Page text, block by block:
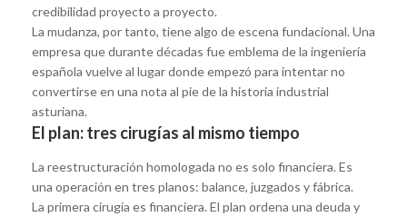
credibilidad proyecto a proyecto.
La mudanza, por tanto, tiene algo de escena fundacional. Una
empresa que durante décadas fue emblema de la ingeniería
española vuelve al lugar donde empezó para intentar no
convertirse en una nota al pie de la historia industrial
asturiana.
El plan: tres cirugías al mismo tiempo
La reestructuración homologada no es solo financiera. Es
una operación en tres planos: balance, juzgados y fábrica.
La primera cirugía es financiera. El plan ordena una deuda y